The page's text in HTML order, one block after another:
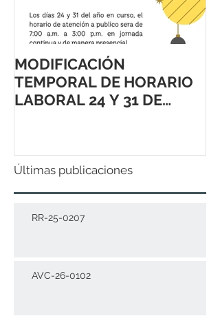
MODIFICACIÓN
TEMPORAL DE HORARIO
LABORAL 24 Y 31 DE
Últimas publicaciones
RR-25-0207
AVC-26-0102